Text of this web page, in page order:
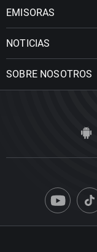
EMISORAS
NOTICIAS
SOBRE NOSOTROS